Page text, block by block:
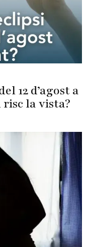
12 d’agost a
la vista?